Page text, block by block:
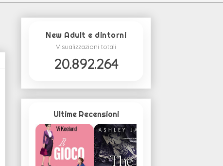
New Adult e dintorni
Visualizzazioni totali
20.892.264
Ultime Recensioni